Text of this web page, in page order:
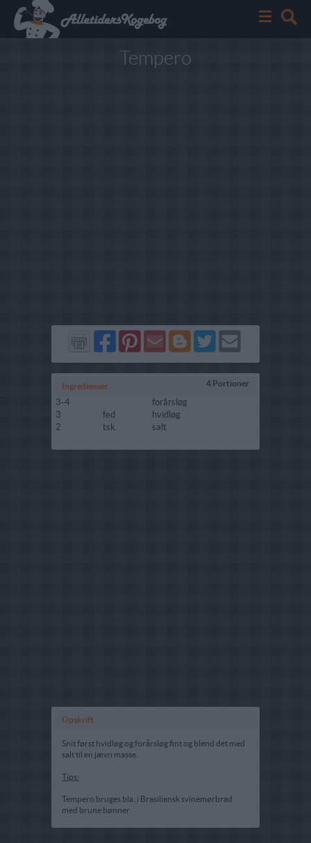
Tempero
Del
på
Facebook
Del
på
Pinterest
Send
via
GMail
Del
på
Blogger
Del
på
Twitter
Send
Ingredienser 4 Portioner
3-4
forårsløg
3
fed
hvidløg
2
tsk. salt
Opskrift
Snit først hvidløg og forårsløg fint og blend det med
salt til en jævn masse.
Tips:
Tempero bruges bla. i Brasiliansk svinemørbrad
med brune bønner